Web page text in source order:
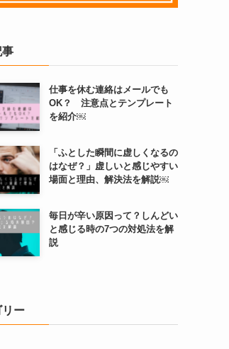
事
仕事を休む連絡はメールでも
OK？ 注意点とテンプレート
を紹介￼
「ふとした瞬間に虚しくなるの
はなぜ？」虚しいと感じやすい
場面と理由、解決法を解説￼
毎日が辛い原因って？しんどい
と感じる時の7つの対処法を解
説
リー